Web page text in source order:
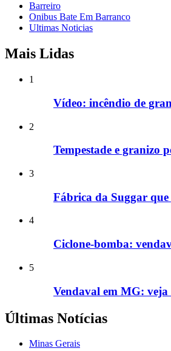
Barreiro
Onibus Bate Em Barranco
Ultimas Noticias
Mais Lidas
1
Vídeo: incêndio de
2
Tempestade e granizo
3
Fábrica da Suggar
4
Ciclone-bomba:
5
Vendaval em MG: veja
Últimas Notícias
Minas Gerais